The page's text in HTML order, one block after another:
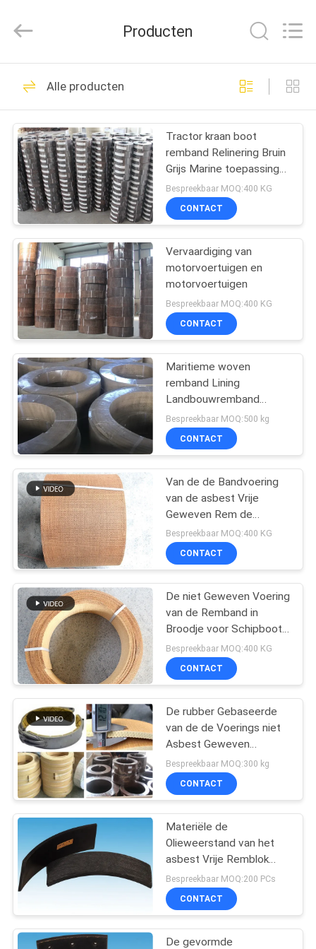
HUIS
PRODUCTEN
ONGEVEER
ONS
FABRIEKSREIS
KWALITEITSCONTROLE
CONTACTEER
ONS
VERZOEK
OM EEN
CITAAT
SITEMAP
PRIVACY
POLICY
Remvoeringsbroodje
42
De Voering van het
rembroodje
23
Geweven
Remvoeringsbroodje
Remblokmateriaal
Geweven
Remvoeringsmateriaal
32
Industriële
Remvoering
Producten
Alle producten
Tractor kraan boot
remband Relinering Bruin
Grijs Marine toepassing
Geweven rem
Bespreekbaar MOQ:400 KG
CONTACT
Vervaardiging van
motorvoertuigen en
motorvoertuigen
Bespreekbaar MOQ:400 KG
CONTACT
Maritieme woven
remband Lining
Landbouwremband
Maritieme remband
Bespreekbaar MOQ:500 kg
CONTACT
Van de de Bandvoering
van de asbest Vrije
Geweven Rem de
Remvoering voor het
Schip Crane Boat van de
Remband
Bespreekbaar MOQ:400 KG
CONTACT
De niet Geweven Voering
van de Remband in
Broodje voor Schipboot
Crane Brake Bands
Bespreekbaar MOQ:400 KG
CONTACT
De rubber Gebaseerde
van de de Voerings niet
Asbest Geweven
Remvoering van de
Remband Voering van de
de Remband Geweven
Bespreekbaar MOQ:300 kg
CONTACT
Materiële de
Olieweerstand van het
asbest Vrije Remblok
voor Heiblokken
Bespreekbaar MOQ:200 PCs
CONTACT
De gevormde